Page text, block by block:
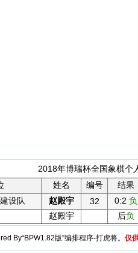
2018年博瑞杯全国象棋个
姓名 编号
结果
设队 赵殿宇 32 0:2 负
赵殿宇 后负
By“BPW1.82版”编排程序-打虎将。 仅